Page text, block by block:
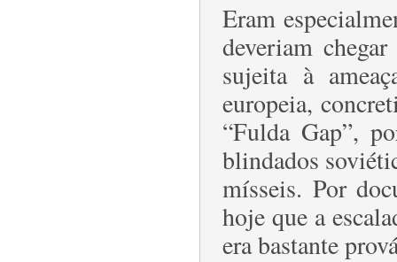
Eram
deveriam
sujeita à
europeia,
“Fulda Gap”,
blindados
mísseis. Por
hoje que a
era bastante